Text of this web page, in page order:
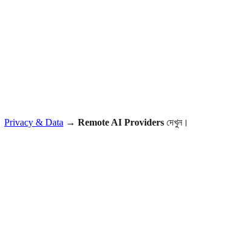
Privacy & Data → Remote AI Providers দেখুন।